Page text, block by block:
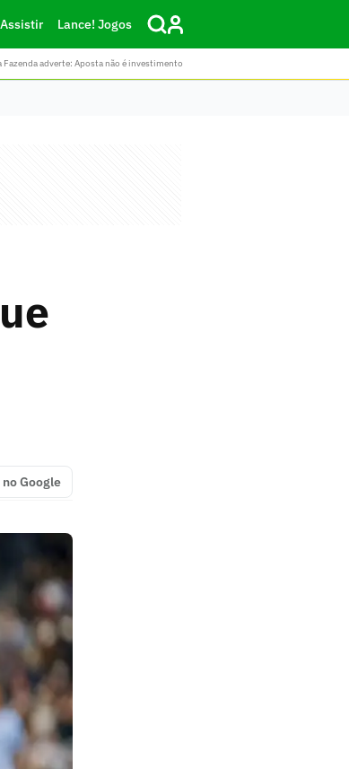
Lance! Jogos
adverte: Aposta não é investimento
Google